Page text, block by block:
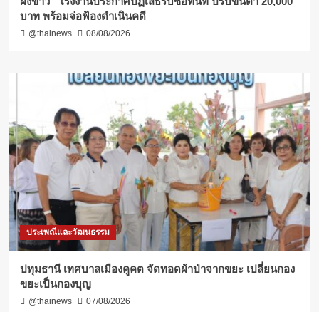
บาท พร้อมจ่อฟ้องดำเนินคดี
@thainews 08/08/2026
ประเพณีและวัฒนธรรม
ปทุมธานี เทศบาลเมืองคูคต จัดทอดผ้าป่าจากขยะ เปลี่ยนกอง
ขยะเป็นกองบุญ
@thainews 07/08/2026